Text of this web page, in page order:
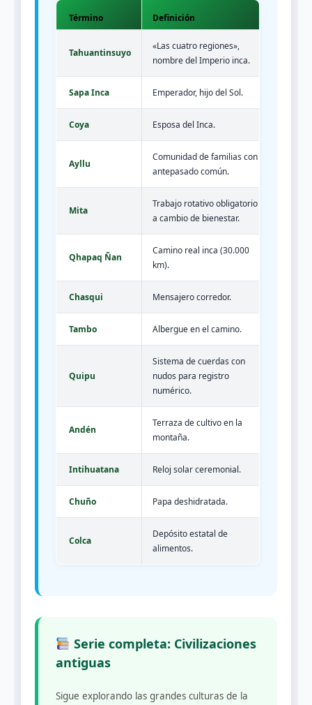
Término Definición
Tahuantinsuyo
«Las cuatro regiones»,
nombre del Imperio inca.
Sapa Inca Emperador, hijo del Sol.
Coya Esposa del Inca.
Ayllu
Comunidad de familias con
antepasado común.
Mita
Trabajo rotativo obligatorio
a cambio de bienestar.
Qhapaq Ñan
Camino real inca (30.000
km).
Chasqui Mensajero corredor.
Tambo Albergue en el camino.
Quipu
Sistema de cuerdas con
nudos para registro
numérico.
Andén
Terraza de cultivo en la
montaña.
Intihuatana Reloj solar ceremonial.
Chuño Papa deshidratada.
Colca
Depósito estatal de
alimentos.
Serie completa: Civilizaciones
antiguas
Sigue explorando las grandes culturas de la